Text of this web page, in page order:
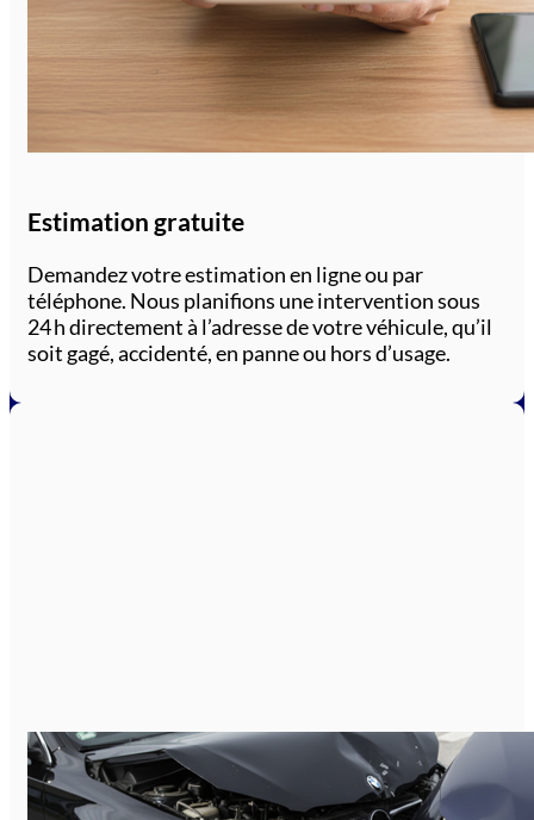
Estimation gratuite
Demandez votre estimation en ligne ou par
téléphone. Nous planifions une intervention sous
24 h directement à l’adresse de votre véhicule, qu’il
soit gagé, accidenté, en panne ou hors d’usage.